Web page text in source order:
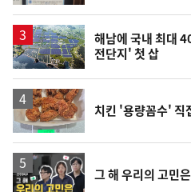
해남에 국내 최대
전단지' 첫 삽
치킨 '용량꼼수' 직
영
상
그 해 우리의 고민은